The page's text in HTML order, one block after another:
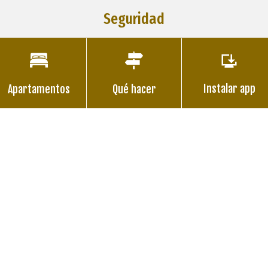
Seguridad
Apartamentos Qué hacer Instalar app